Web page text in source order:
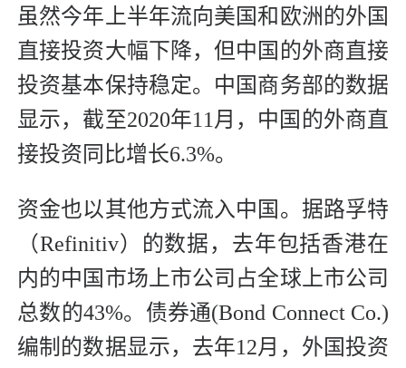
虽然今年上半年流向美国和欧洲的外国
直接投资大幅下降，但中国的外商直接
投资基本保持稳定。中国商务部的数据
显示，截至2020年11月，中国的外商直
接投资同比增长6.3%。
资金也以其他方式流入中国。据路孚特
（Refinitiv）的数据，去年包括香港在
内的中国市场上市公司占全球上市公司
总数的43%。债券通(Bond Connect Co.)
编制的数据显示，去年12月，外国投资